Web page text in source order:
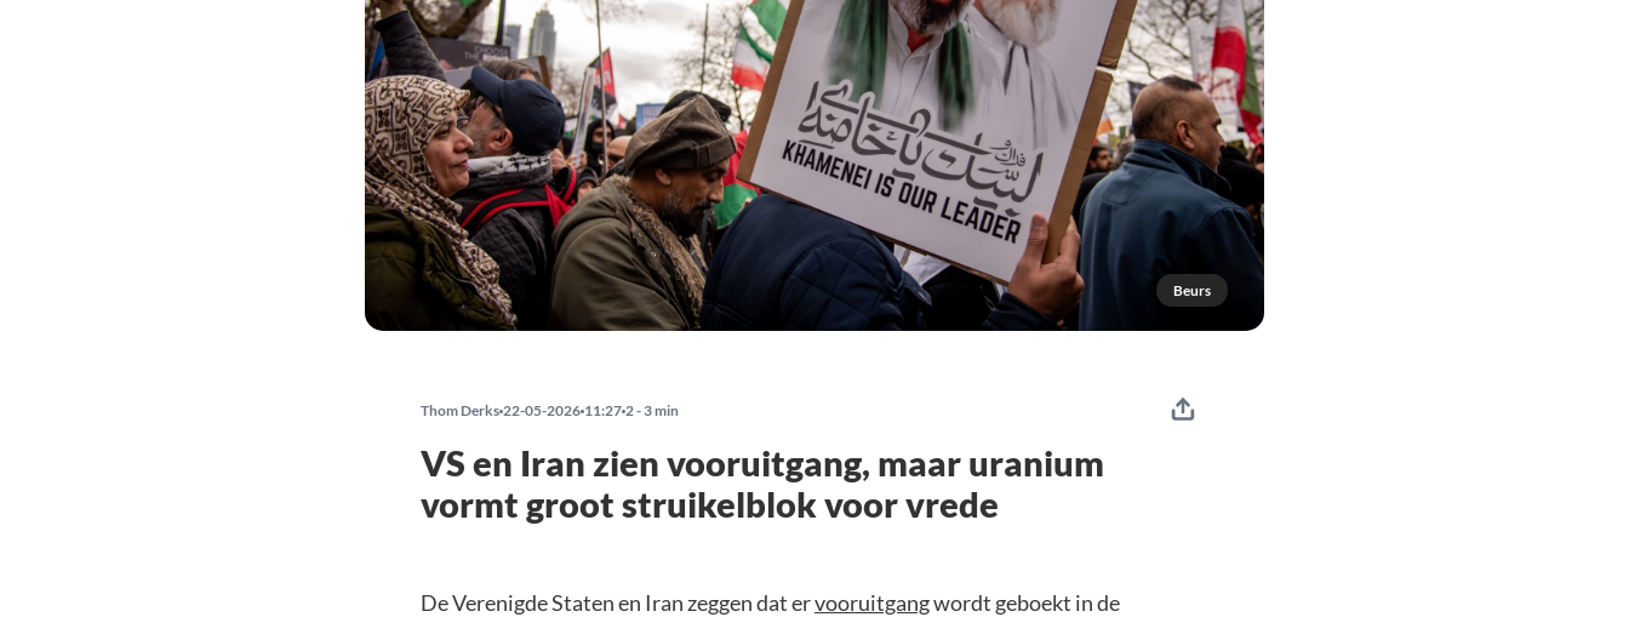
Beurs
Thom Derks 22-05-2026 11:27 2 - 3 min
VS en Iran zien vooruitgang, maar uranium
vormt groot struikelblok voor vrede
De Verenigde Staten en Iran zeggen dat ervooruitgangwordt geboekt in de